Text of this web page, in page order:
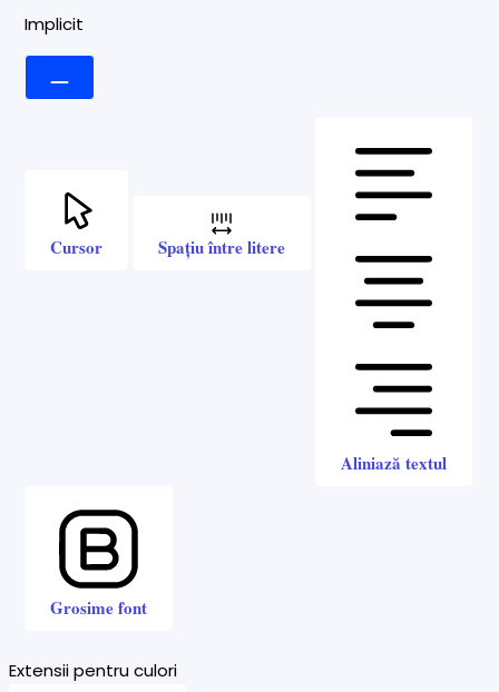
Implicit
Cursor Spațiu între litere
Aliniază textul
Grosime font
Extensii pentru culori